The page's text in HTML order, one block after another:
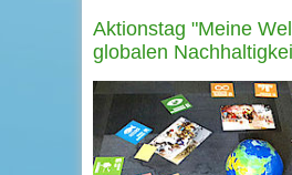
Aktionstag "Meine
globalen